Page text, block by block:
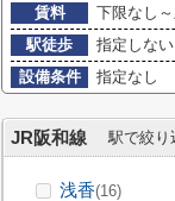
賃料
下限なし
駅徒歩
指定しない
設備条件
指定なし
JR阪和線 駅で絞り
浅香(16)